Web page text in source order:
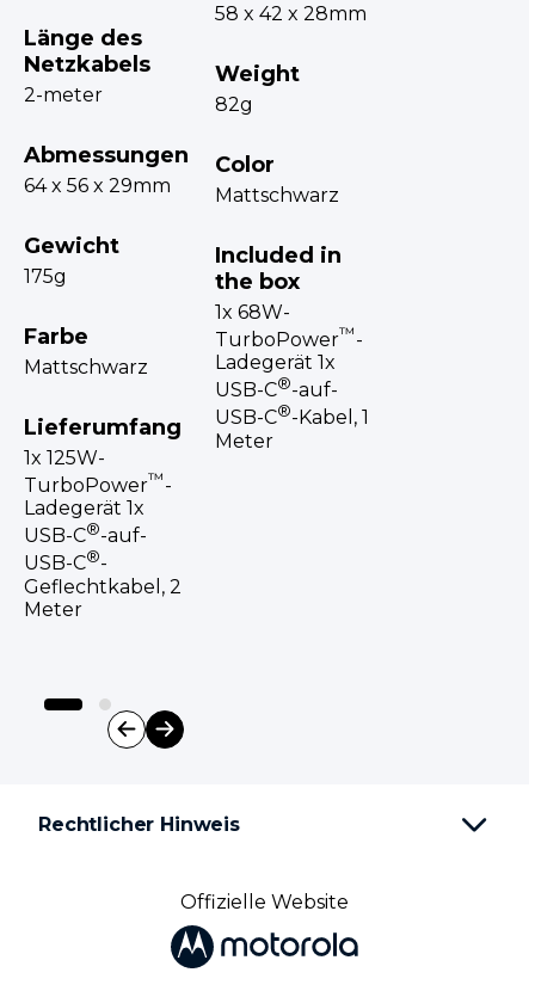
Länge des
Netzkabels
2-meter
Abmessungen
64 x 56 x 29mm
Gewicht
175g
Farbe
Mattschwarz
Lieferumfang
1x 125W-
TurboPower™-
Ladegerät 1x
USB-C®-auf-
USB-C®-
Geflechtkabel, 2
Meter
58 x 42 x 28mm
Weight
82g
Color
Mattschwarz
Included in
the box
1x 68W-
TurboPower™-
Ladegerät 1x
USB-C®-auf-
USB-C®-Kabel, 1
Meter
Rechtlicher Hinweis
Offizielle Website